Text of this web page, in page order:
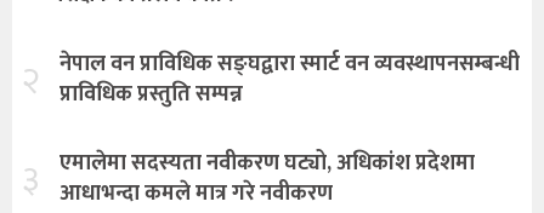
२ नेपाल वन प्राविधिक सङ्घद्वारा स्मार्ट वन व्यवस्थापनसम्बन्धी
प्राविधिक प्रस्तुति सम्पन्न
३ एमालेमा सदस्यता नवीकरण घट्यो, अधिकांश प्रदेशमा
आधाभन्दा कमले मात्र गरे नवीकरण